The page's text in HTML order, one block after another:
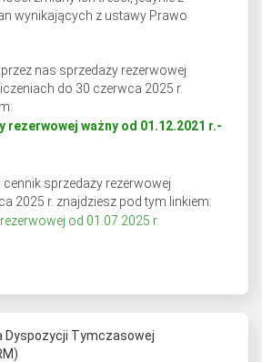
wynikających z ustawy Prawo
nas sprzedaży rezerwowej
do 30 czerwca 2025 r.
rezerwowej ważny od 01.12.2021 r.-
cennik sprzedaży rezerwowej
2025 r. znajdziesz pod tym linkiem:
od 01.07.2025 r.
Dyspozycji Tymczasowej